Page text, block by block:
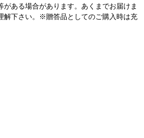
ある場合があります。あくまでお届けま
解下さい。※贈答品としてのご購入時は充